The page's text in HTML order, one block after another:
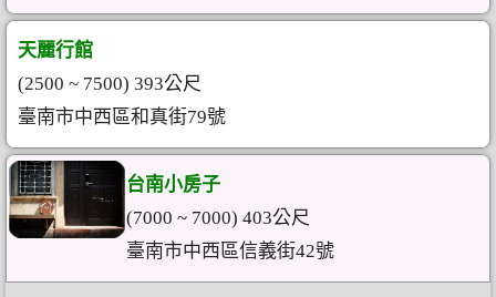
天麗行館
(2500 ~ 7500) 393公尺
臺南市中西區和真街79號
台南小房子
(7000 ~ 7000) 403公尺
臺南市中西區信義街42號